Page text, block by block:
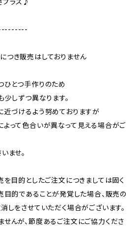
プラス♪
き販売はしておりません
とつ手作りのため
少しずつ異なります。
近づけるよう努めておりますが
よって色合いが異なって見える場合がご
ませ。
を目的としたご注文につきましては固く
目的であることが発覚した場合、販売の
しをさせていただく場合がございます。
んが、節度あるご注文にご協力くださ